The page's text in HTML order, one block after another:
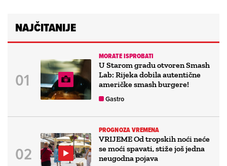
NAJČITANIJE
MORATE ISPROBATI
U Starom gradu otvoren Smash
Lab: Rijeka dobila autentične
američke smash burgere!
Gastro
PROGNOZA VREMENA
VRIJEME Od tropskih noći neće
se moći spavati, stiže još jedna
neugodna pojava